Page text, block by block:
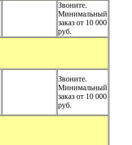
Звоните.
Минимальный
заказ от 10 000
руб.
Звоните.
Минимальный
заказ от 10 000
руб.